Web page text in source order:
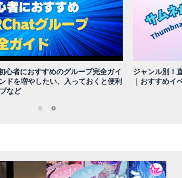
心者におすすめのグループ完全ガイ
ドを増やしたい、入っておくと便利
など
ジャンル別！
｜おすすめイ